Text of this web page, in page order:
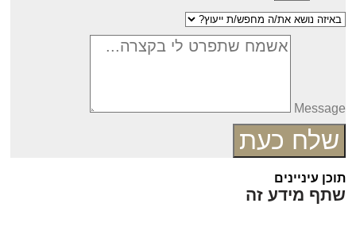
שלח כעת
עיניינים
מידע זה